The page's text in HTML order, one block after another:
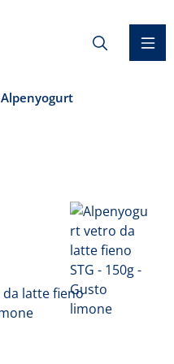
Alpenyogurt